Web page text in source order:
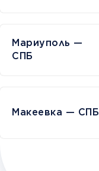
Мариуполь —
СПБ
Макеевка — СПБ